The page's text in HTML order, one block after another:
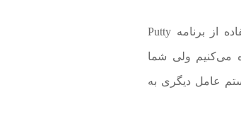
یکی از روش‌های اتصال به سرور لینوکس استفاده از برنامه Putty
می‌کنیم ولی شما
عامل دیگری به